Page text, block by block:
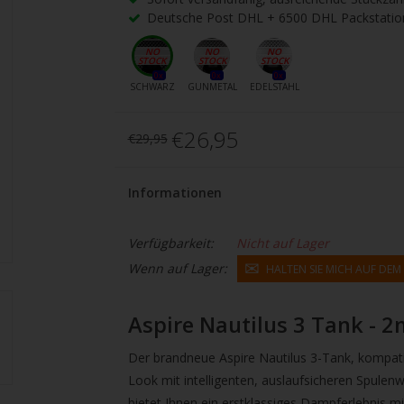
Deutsche Post DHL + 6500 DHL
0x
SCHWARZ
0x
GUNMETAL
0x
EDELSTAHL
€29,95 €26,95
Informationen
Verfügbarkeit:
Nicht auf Lager
Wenn auf Lager:
HALTEN SIE MICH AUF
Aspire Nautilus 3 Tank -
Der brandneue Aspire Nautilus 3-Tank,
Look mit intelligenten, auslaufsicheren